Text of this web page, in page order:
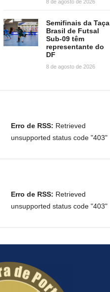
8 de agosto de 2026
Semifinais da Taça
Brasil de Futsal
Sub-09 têm
representante do
DF
8 de agosto de 2026
Erro de RSS: Retrieved
unsupported status code "403"
Erro de RSS: Retrieved
unsupported status code "403"